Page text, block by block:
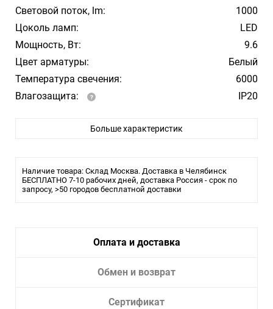
Световой поток, lm:
1000
Цоколь ламп:
LED
Мощность, Вт:
9.6
Цвет арматуры:
Белый
Температура свечения:
6000
Влагозащита:
IP20
Больше характеристик
Наличие товара: Склад Москва. Доставка в Челябинск
БЕСПЛАТНО 7-10 рабочих дней, доставка Россия - срок по
запросу, >50 городов бесплатной доставки
Оплата и доставка
Обмен и возврат
Сертификат